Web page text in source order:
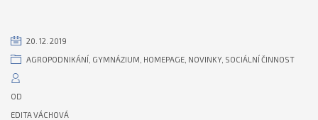
20. 12. 2019
AGROPODNIKÁNÍ GYMNÁZIUM HOMEPAGE NOVINKY, SOCIÁLNÍ ČINNOST
OD
EDITA VÁCHOVÁ